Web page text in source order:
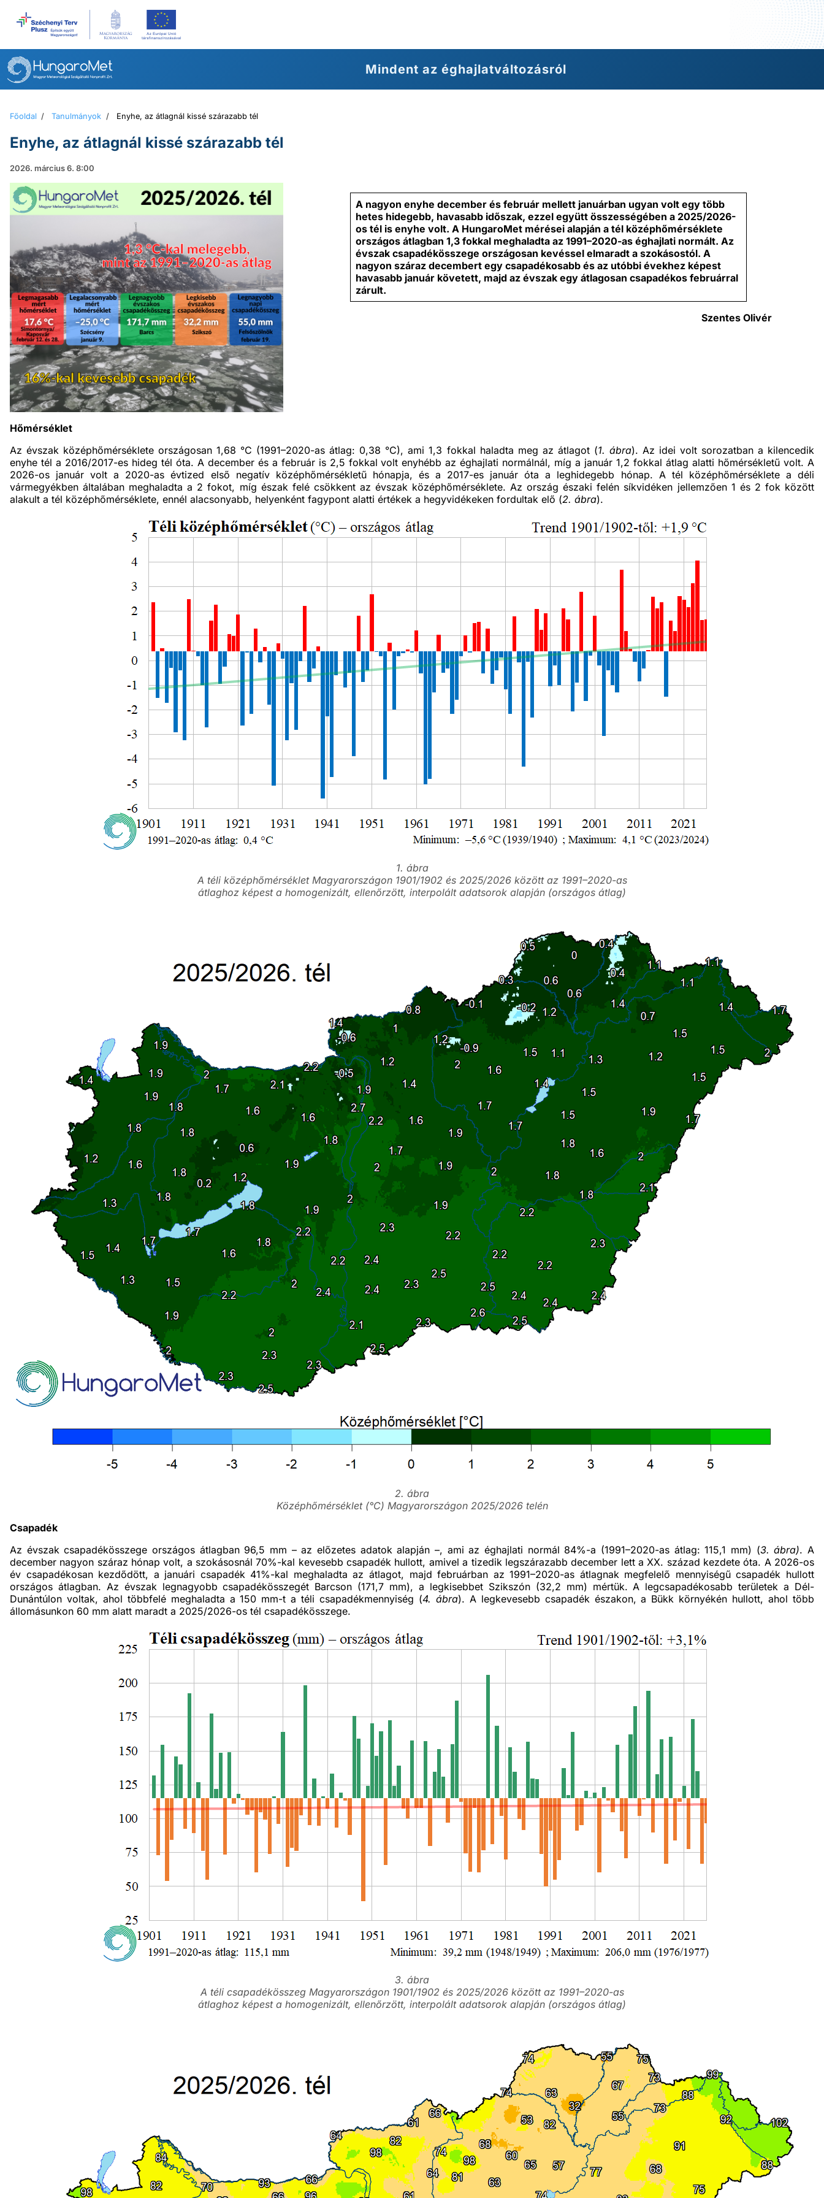
tartalomhoz
Mindent az éghajlatváltozásról
Főoldal / Tanulmányok / Enyhe, az átlagnál kissé szárazabb tél
Enyhe, az átlagnál kissé szárazabb tél
2026. március 6. 8:00
A nagyon enyhe december és február mellett januárban ugyan volt egy több
hetes hidegebb, havasabb időszak, ezzel együtt összességében a 2025/2026-
os tél is enyhe volt. A HungaroMet mérései alapján a tél középhőmérséklete
országos átlagban 1,3 fokkal meghaladta az 1991–2020-as éghajlati normált. Az
évszak csapadékösszege országosan kevéssel elmaradt a szokásostól. A
nagyon száraz decembert egy csapadékosabb és az utóbbi évekhez képest
havasabb január követett, majd az évszak egy átlagosan csapadékos februárral
zárult.
Szentes Olivér
Hőmérséklet
Az évszak középhőmérséklete országosan 1,68 °C (1991–2020-as átlag: 0,38 °C), ami 1,3 fokkal haladta meg az átlagot (1. ábra). Az idei volt sorozatban a kilencedik
enyhe tél a 2016/2017-es hideg tél óta. A december és a február is 2,5 fokkal volt enyhébb az éghajlati normálnál, míg a január 1,2 fokkal átlag alatti hőmérsékletű volt. A
2026-os január volt a 2020-as évtized első negatív középhőmérsékletű hónapja, és a 2017-es január óta a leghidegebb hónap. A tél középhőmérséklete a déli
vármegyékben általában meghaladta a 2 fokot, míg észak felé csökkent az évszak középhőmérséklete. Az ország északi felén síkvidéken jellemzően 1 és 2 fok között
alakult a tél középhőmérséklete, ennél alacsonyabb, helyenként fagypont alatti értékek a hegyvidékeken fordultak elő (2. ábra).
1. ábra
A téli középhőmérséklet Magyarországon 1901/1902 és 2025/2026 között az 1991–2020-as
átlaghoz képest a homogenizált, ellenőrzött, interpolált adatsorok alapján (országos átlag)
2. ábra
Középhőmérséklet (°C) Magyarországon 2025/2026 telén
Csapadék
Az évszak csapadékösszege országos átlagban 96,5 mm – az előzetes adatok alapján –, ami az éghajlati normál 84%-a (1991–2020-as átlag: 115,1 mm) (3. ábra). A
december nagyon száraz hónap volt, a szokásosnál 70%-kal kevesebb csapadék hullott, amivel a tizedik legszárazabb december lett a XX. század kezdete óta. A 2026-os
év csapadékosan kezdődött, a januári csapadék 41%-kal meghaladta az átlagot, majd februárban az 1991–2020-as átlagnak megfelelő mennyiségű csapadék hullott
országos átlagban. Az évszak legnagyobb csapadékösszegét Barcson (171,7 mm), a legkisebbet Szikszón (32,2 mm) mértük. A legcsapadékosabb területek a Dél-
Dunántúlon voltak, ahol többfelé meghaladta a 150 mm-t a téli csapadékmennyiség (4. ábra). A legkevesebb csapadék északon, a Bükk környékén hullott, ahol több
állomásunkon 60 mm alatt maradt a 2025/2026-os tél csapadékösszege.
3. ábra
A téli csapadékösszeg Magyarországon 1901/1902 és 2025/2026 között az 1991–2020-as
átlaghoz képest a homogenizált, ellenőrzött, interpolált adatsorok alapján (országos átlag)